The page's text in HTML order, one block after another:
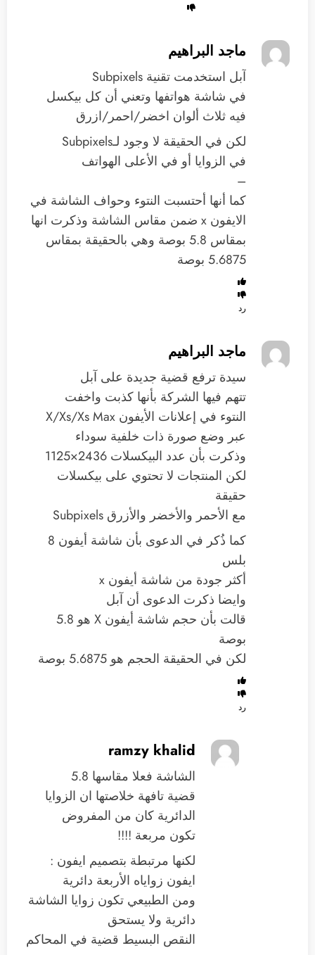
ماجد البراهيم
آبل استخدمت تقنية Subpixels
في شاشة هواتفها وتعني أن كل بيكسل
فيه ثلاث ألوان اخضر/احمر/ازرق
لكن في الحقيقة لا وجود لـSubpixels
في الزوايا أو في الأعلى الهواتف
–
كما أنها أحتسبت النتوء وحواف الشاشة في
الايفون x ضمن مقاس الشاشة وذكرت انها
بمقاس 5.8 بوصة وهي بالحقيقة بمقاس
5.6875 بوصة
رد
ماجد البراهيم
سيدة ترفع قضية جديدة على آبل
تتهم فيها الشركة بأنها كذبت واخفت
النتوء في إعلانات الأيفون X/Xs/Xs Max
عبر وضع صورة ذات خلفية سوداء
وذكرت بأن عدد البيكسلات 2436×1125
لكن المنتجات لا تحتوي على بيكسلات
حقيقة
مع الأحمر والأخضر والأزرق Subpixels
كما ذُكر في الدعوى بأن شاشة أيفون 8
بلس
أكثر جودة من شاشة أيفون x
وايضا ذكرت الدعوى أن آبل
قالت بأن حجم شاشة أيفون X هو 5.8
بوصة
لكن في الحقيقة الحجم هو 5.6875 بوصة
رد
ramzy khalid
الشاشة فعلا مقاسها 5.8
قضية تافهة خلاصتها ان الزوايا
الدائرية كان من المفروض
تكون مربعة !!!!
لكنها مرتبطة بتصميم ايفون :
ايفون زواياه الأربعة دائرية
ومن الطبيعي تكون زوايا الشاشة
دائرية ولا يستحق
النقص البسيط قضية في المحاكم